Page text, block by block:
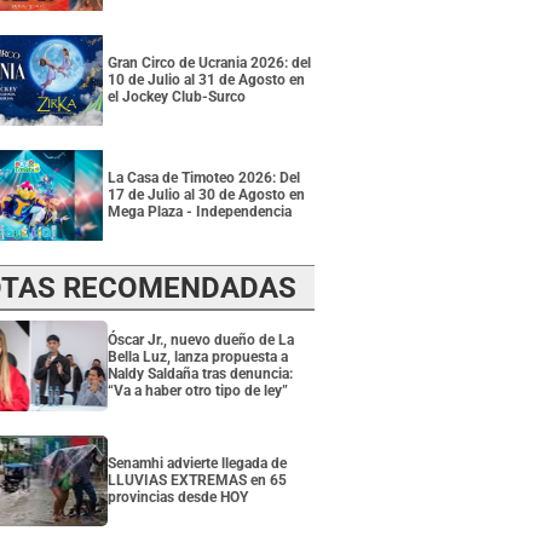
Gran Circo de Ucrania 2026: del
10 de Julio al 31 de Agosto en
el Jockey Club-Surco
La Casa de Timoteo 2026: Del
17 de Julio al 30 de Agosto en
Mega Plaza - Independencia
RECOMENDADAS
Óscar Jr., nuevo dueño de La
Bella Luz, lanza propuesta a
Naldy Saldaña tras denuncia:
“Va a haber otro tipo de ley”
Senamhi advierte llegada de
LLUVIAS EXTREMAS en 65
provincias desde HOY